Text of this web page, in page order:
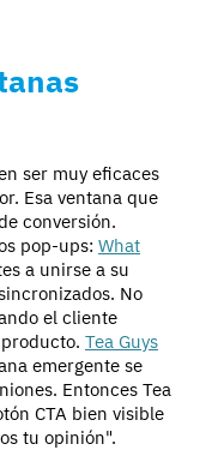
ser muy eficaces
Esa ventana que
conversión.
pop-ups: What
a unirse a su
No
el cliente
Tea Guys
emergente se
Entonces Tea
CTA bien visible
tu opinión".